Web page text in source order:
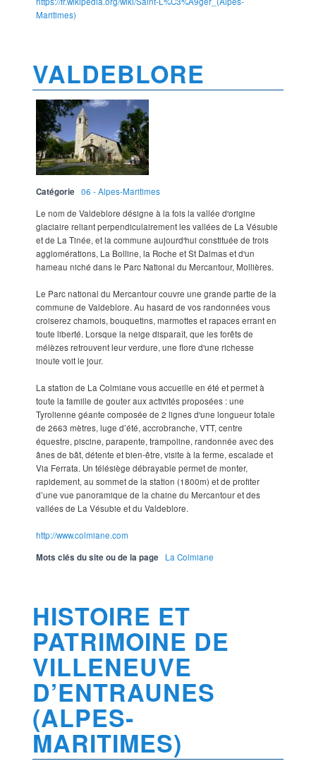
Maritimes)
VALDEBLORE
Catégorie
06 - Alpes-Maritimes
Le nom de Valdeblore désigne à la fois la vallée d'origine
glaciaire reliant perpendiculairement les vallées de La Vésubie
et de La Tinée, et la commune aujourd'hui constituée de trois
agglomérations, La Bolline, la Roche et St Dalmas et d'un
hameau niché dans le Parc National du Mercantour, Mollières.
Le Parc national du Mercantour couvre une grande partie de la
commune de Valdeblore. Au hasard de vos randonnées vous
croiserez chamois, bouquetins, marmottes et rapaces errant en
toute liberté. Lorsque la neige disparaît, que les forêts de
mélèzes retrouvent leur verdure, une flore d'une richesse
inouïe voit le jour.
La station de La Colmiane vous accueille en été et permet à
toute la famille de gouter aux activités proposées : une
Tyrolienne géante composée de 2 lignes d'une longueur totale
de 2663 mètres, luge d’été, accrobranche, VTT, centre
équestre, piscine, parapente, trampoline, randonnée avec des
ânes de bât, détente et bien-être, visite à la ferme, escalade et
Via Ferrata. Un télésiège débrayable permet de monter,
rapidement, au sommet de la station (1800m) et de profiter
d’une vue panoramique de la chaine du Mercantour et des
vallées de La Vésubie et du Valdeblore.
http://www.colmiane.com
Mots clés du site ou de la page La Colmiane
HISTOIRE ET
PATRIMOINE DE
VILLENEUVE
D’ENTRAUNES
(ALPES-
MARITIMES)